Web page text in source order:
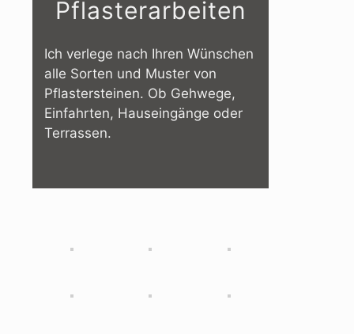
Pflasterarbeiten
Ich verlege nach Ihren Wünschen
alle Sorten und Muster von
Pflastersteinen. Ob Gehwege,
Einfahrten, Hauseingänge oder
Terrassen.